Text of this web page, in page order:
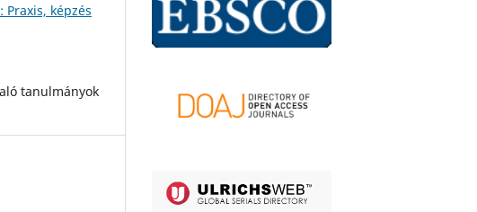
Praxis, képzés
tanulmányok